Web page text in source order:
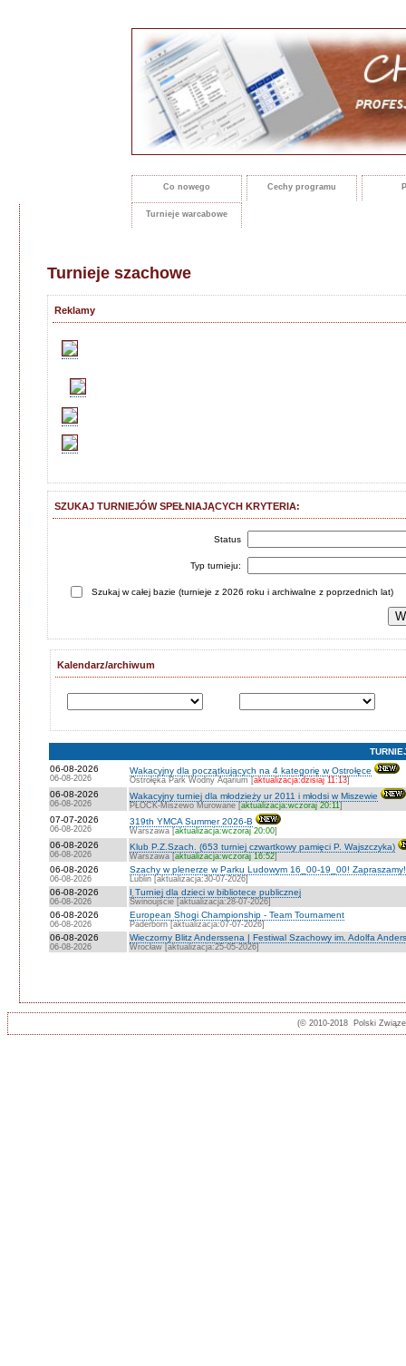
Co nowego Cechy programu
Turnieje warcabowe
Turnieje szachowe
Reklamy
SZUKAJ TURNIEJÓW SPEŁNIAJĄCYCH KRYTERIA:
Status
Typ turnieju:
Szukaj w całej bazie (turnieje z 2026 roku i archiwalne z poprzednich lat)
Kalendarz/archiwum
06-08-2026
06-08-2026
Wakacyjny dla początkujących na 4 kategorię w Ostrołęce
Ostrołęka Park Wodny Aqarium [aktualizacja:dzisiaj 11:13]
06-08-2026
06-08-2026
Wakacyjny turniej dla młodzieży ur 2011 i młodsi w Miszewie
PŁOCK-Miszewo Murowane [aktualizacja:wczoraj 20:11]
07-07-2026
06-08-2026
319th YMCA Summer 2026-B
Warszawa [aktualizacja:wczoraj 20:00]
06-08-2026
06-08-2026
Klub P.Z.Szach. (653 turniej czwartkowy pamięci P. Wajszczyka)
Warszawa [aktualizacja:wczoraj 16:52]
06-08-2026
06-08-2026
Szachy w plenerze w Parku Ludowym 16_00-19_00! Zapraszamy!
Lublin [aktualizacja:30-07-2026]
06-08-2026
06-08-2026
I Turniej dla dzieci w bibliotece publicznej
Świnoujście [aktualizacja:28-07-2026]
06-08-2026
06-08-2026
European Shogi Championship - Team Tournament
Paderborn [aktualizacja:07-07-2026]
06-08-2026
06-08-2026
Wieczorny Blitz Anderssena | Festiwal Szachowy im. Adolfa
Wrocław [aktualizacja:25-05-2026]
(© 2010-2018 Polski